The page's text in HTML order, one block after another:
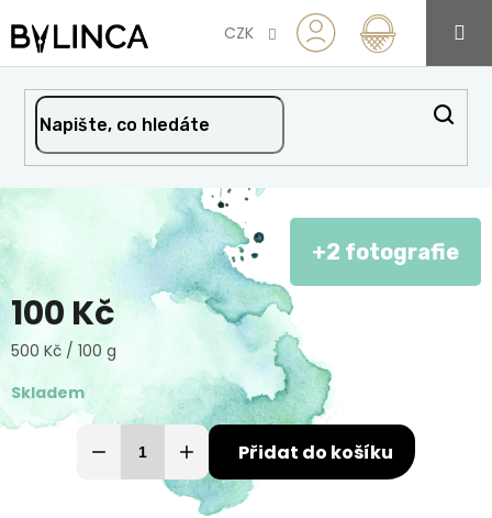
na
obsah
CZK
+2 fotografie
100 Kč
Měrná
500 Kč / 100 g
Skladem
Přidat do košíku